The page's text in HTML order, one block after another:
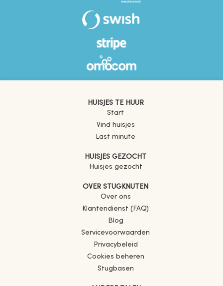
HUISJES TE HUUR
Start
Vind huisjes
Last minute
HUISJES GEZOCHT
Huisjes gezocht
OVER STUGKNUTEN
Over ons
Klantendienst (FAQ)
Blog
Servicevoorwaarden
Privacybeleid
Cookies beheren
Stugbasen